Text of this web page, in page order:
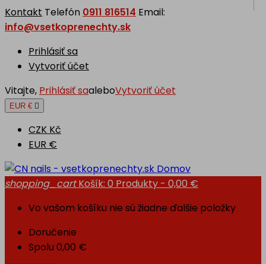
Kontakt Telefón 0911 816514 Email:
info@vsetkoprenechty.sk
Prihlásiť sa
Vytvoriť účet
Vitajte, Prihlásiť saaleboVytvoriť účet
EUR € 
CZK Kč
EUR €
Domov
shopping_cart Košík: 0 Produkty - 0,00 €
Vo vašom košíku nie sú žiadne ďalšie položky
Doručenie
Spolu 0,00 €